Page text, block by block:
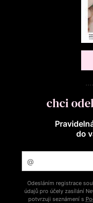
chci
do
Odesláním registrace
údajů pro účely zasílání
potvrzuji seznámení s